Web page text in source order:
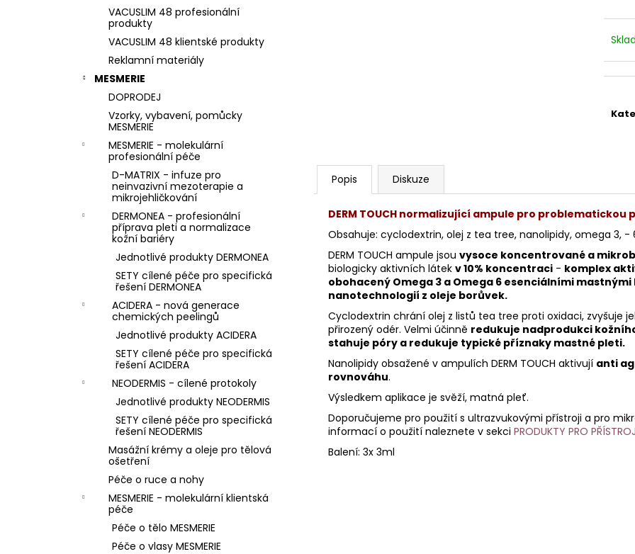
VACUSLIM 48 profesionální
produkty
VACUSLIM 48 klientské produkty
Reklamní materiály
MESMERIE
DOPRODEJ
Vzorky, vybavení, pomůcky
MESMERIE
MESMERIE - molekulární
profesionální péče
D-MATRIX - infuze pro
neinvazivní mezoterapie a
mikrojehličkování
DERMONEA - profesionální
příprava pleti a normalizace
kožní bariéry
Jednotlivé produkty DERMONEA
SETY cílené péče pro specifická
řešení DERMONEA
ACIDERA - nová generace
chemických peelingů
Jednotlivé produkty ACIDERA
SETY cílené péče pro specifická
řešení ACIDERA
NEODERMIS - cílené protokoly
Jednotlivé produkty NEODERMIS
SETY cílené péče pro specifická
řešení NEODERMIS
Masážní krémy a oleje pro tělová
ošetření
Péče o ruce a nohy
MESMERIE - molekulární klientská
péče
Péče o tělo MESMERIE
Péče o vlasy MESMERIE
Popis Diskuze
DERM TOUCH normalizující ampule pro problematickou
Obsahuje: cyclodextrin, olej z tea tree, nanolipidy, omega 3, -
DERM TOUCH ampule jsou vysoce koncentrované a
biologicky aktivních látek v 10% koncentraci - komplex
obohacený Omega 3 a Omega 6 esenciálními
nanotechnologií z oleje borůvek.
Cyclodextrin chrání olej z listů tea tree proti oxidaci, zvyšuje
přirozený odér. Velmi účinně redukuje nadprodukci
stahuje póry a redukuje typické příznaky mastné pleti.
Nanolipidy obsažené v ampulích DERM TOUCH aktivují anti
rovnováhu.
Výsledkem aplikace je svěží, matná pleť.
Doporučujeme pro použití s ultrazvukovými přístroji a pro
informací o použití naleznete v sekci PRODUKTY PRO
Balení: 3x 3ml